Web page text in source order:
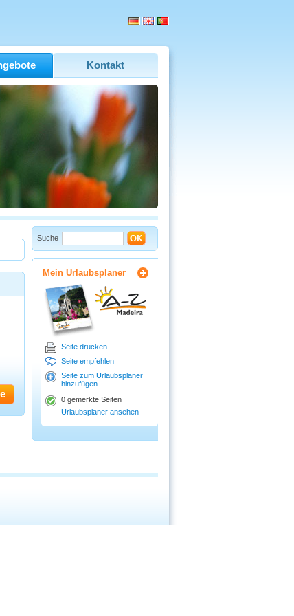
Kontakt
Suche
Mein Urlaubsplaner
Seite drucken
Seite empfehlen
Seite zum Urlaubsplaner
hinzufügen
0 gemerkte Seiten
Urlaubsplaner ansehen